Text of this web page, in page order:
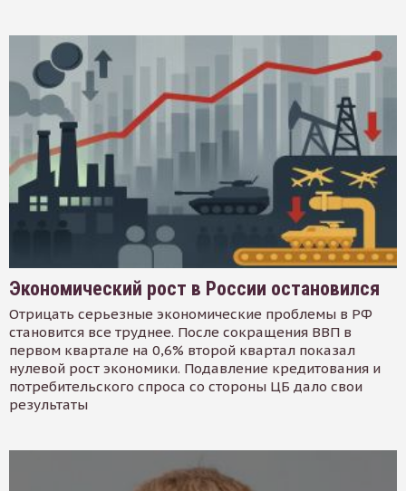
Экономический рост в России остановился
Отрицать серьезные экономические проблемы в РФ
становится все труднее. После сокращения ВВП в
первом квартале на 0,6% второй квартал показал
нулевой рост экономики. Подавление кредитования и
потребительского спроса со стороны ЦБ дало свои
результаты